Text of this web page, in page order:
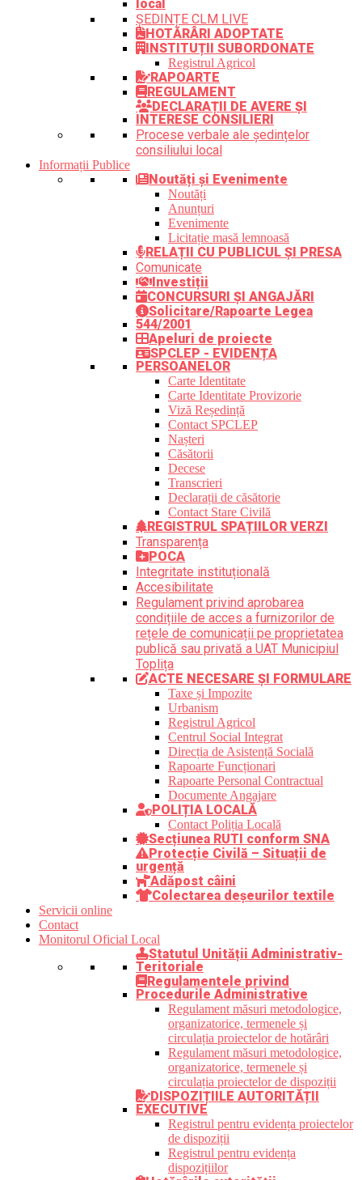
local
ȘEDINȚE CLM LIVE
HOTĂRÂRI ADOPTATE
INSTITUȚII SUBORDONATE
Registrul Agricol
RAPOARTE
REGULAMENT
DECLARAȚII DE AVERE ȘI
INTERESE CONSILIERI
Procese verbale ale ședințelor
consiliului local
Informații Publice
Noutăți și Evenimente
Noutăți
Anunțuri
Evenimente
Licitație masă lemnoasă
RELAȚII CU PUBLICUL ȘI PRESA
Comunicate
Investiții
CONCURSURI ȘI ANGAJĂRI
Solicitare/Rapoarte Legea
544/2001
Apeluri de proiecte
SPCLEP - EVIDENȚA
PERSOANELOR
Carte Identitate
Carte Identitate Provizorie
Viză Reședință
Contact SPCLEP
Nașteri
Căsătorii
Decese
Transcrieri
Declarații de căsătorie
Contact Stare Civilă
REGISTRUL SPAȚIILOR VERZI
Transparența
POCA
Integritate instituțională
Accesibilitate
Regulament privind aprobarea
condițiile de acces a furnizorilor de
rețele de comunicații pe proprietatea
publică sau privată a UAT Municipiul
Toplița
ACTE NECESARE ȘI FORMULARE
Taxe și Impozite
Urbanism
Registrul Agricol
Centrul Social Integrat
Direcția de Asistență Socială
Rapoarte Funcționari
Rapoarte Personal Contractual
Documente Angajare
POLIȚIA LOCALĂ
Contact Poliția Locală
Secțiunea RUTI conform SNA
Protecție Civilă – Situații de
urgență
Adăpost câini
Colectarea deșeurilor textile
Servicii online
Contact
Monitorul Oficial Local
Statutul Unității Administrativ-
Teritoriale
Regulamentele privind
Procedurile Administrative
Regulament măsuri metodologice,
organizatorice, termenele și
circulația proiectelor de hotărâri
Regulament măsuri metodologice,
organizatorice, termenele și
circulația proiectelor de dispoziții
DISPOZIȚIILE AUTORITĂȚII
EXECUTIVE
Registrul pentru evidența proiectelor
de dispoziții
Registrul pentru evidența
dispozițiilor